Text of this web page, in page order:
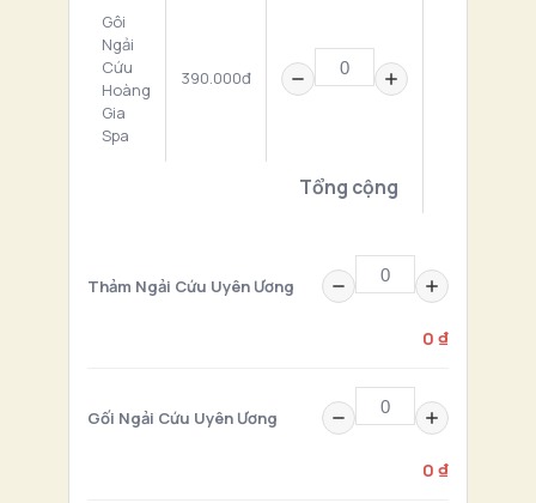
Gôi
Ngải
Cứu
Hoàng
Gia
Spa
390.000đ
Tổng cộng
Thảm Ngải Cứu Uyên Ương
0 ₫
Gối Ngải Cứu Uyên Ương
0 ₫